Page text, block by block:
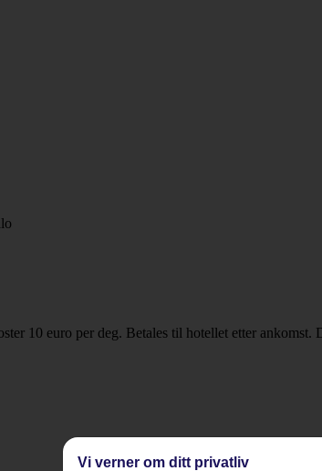
10 euro per deg. Betales til hotellet etter
Vi verner om ditt privatliv